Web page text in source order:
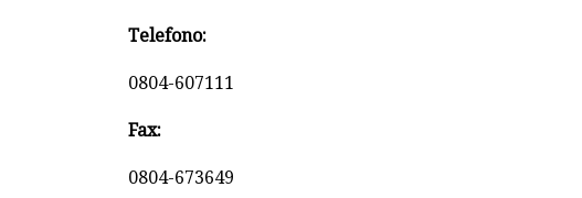
Telefono:
0804-607111
Fax:
0804-673649